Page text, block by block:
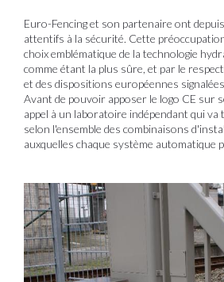
Euro-Fencing et son partenaire ont
attentifs à la sécurité. Cette
choix emblématique de la technologie
comme étant la plus sûre, et par le
et des dispositions européennes
Avant de pouvoir apposer le logo CE sur
appel à un laboratoire indépendant qui va
selon l'ensemble des combinaisons
auxquelles chaque système automatique